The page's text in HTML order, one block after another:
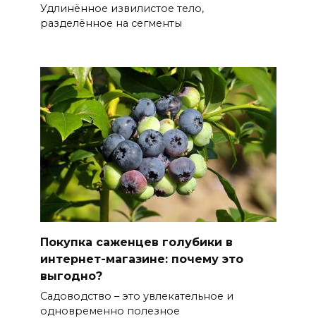
Удлинённое извилистое тело,
разделённое на сегменты
Покупка саженцев голубики в
интернет-магазине: почему это
выгодно?
Садоводство – это увлекательное и
одновременно полезное